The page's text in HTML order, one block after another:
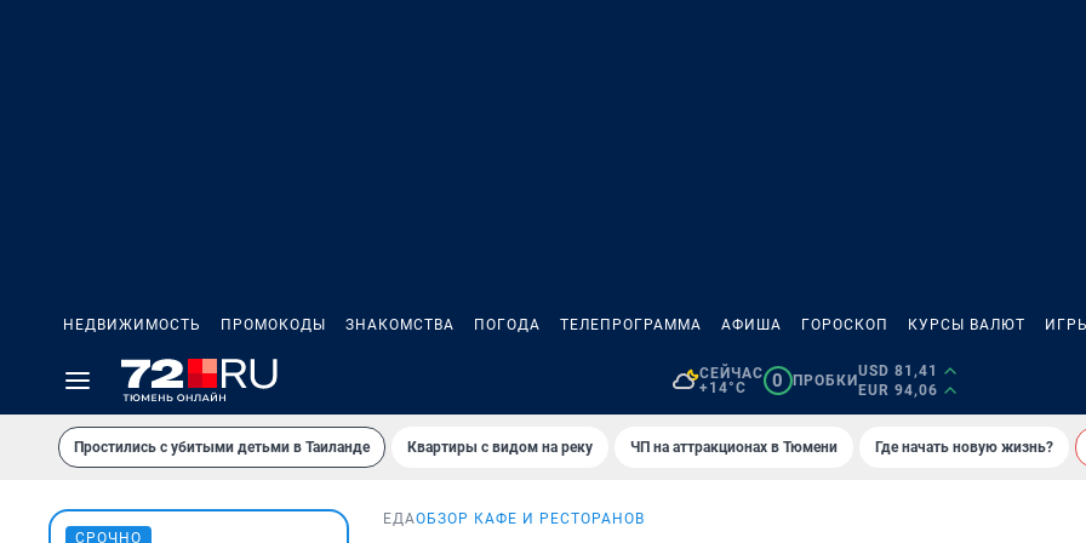
НЕДВИЖИМОСТЬ ПРОМОКОДЫ ЗНАКОМСТВА ПОГОДА ТЕЛЕПРОГРАММА АФИША ГОРОСКОП КУРСЫ ВАЛЮТ ИГРЫ
СЕЙЧАС
+14°C
0 ПРОБКИ
USD 81,41
EUR 94,06
Простились с убитыми детьми в Таиланде Квартиры с видом на реку ЧП на аттракционах в Тюмени Где начать новую жизнь?
СРОЧНО
ЕДАОБЗОР КАФЕ И РЕСТОРАНОВ